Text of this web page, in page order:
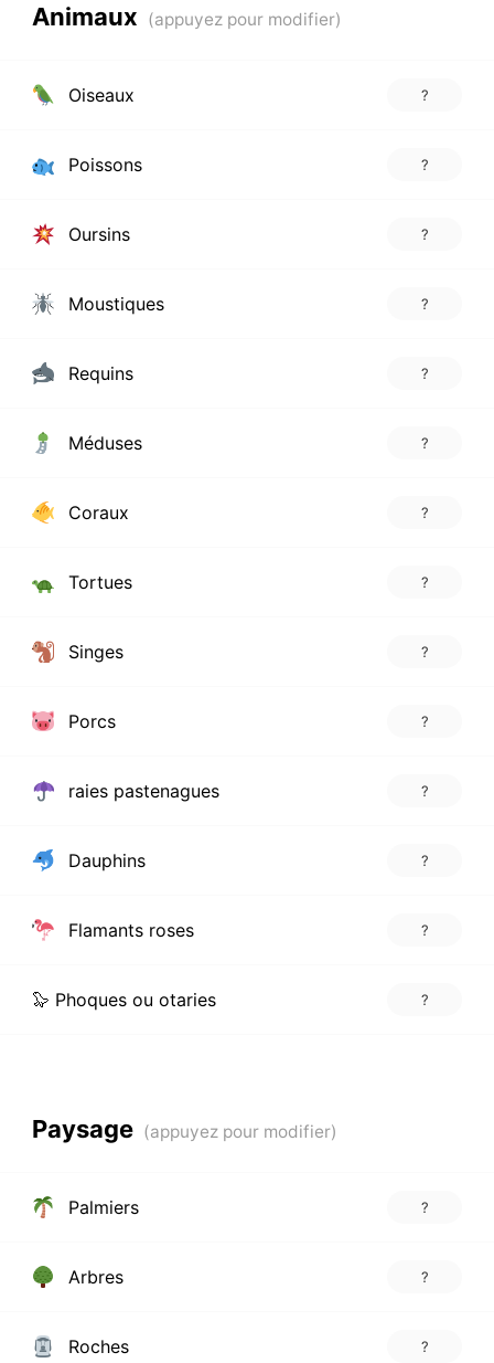
Animaux
Oiseaux ?
Poissons ?
Oursins ?
Moustiques ?
Requins ?
Méduses ?
Coraux ?
Tortues ?
Singes ?
Porcs ?
raies pastenagues ?
Dauphins ?
Flamants roses ?
🦭 Phoques ou otaries ?
Paysage
Palmiers ?
Arbres ?
Roches ?